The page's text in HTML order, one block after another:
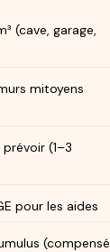
(cave, garage,
mitoyens
(1–3
pour les aides
(compensé